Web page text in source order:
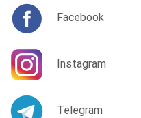
Facebook
Instagram
Telegram